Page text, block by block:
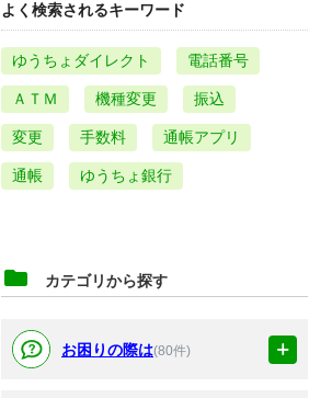
よく検索されるキーワード
ゆうちょダイレクト 電話番号
ＡＴＭ 機種変更 振込
変更 手数料 通帳アプリ
通帳 ゆうちょ銀行
カテゴリから探す
お困りの際は(80件)